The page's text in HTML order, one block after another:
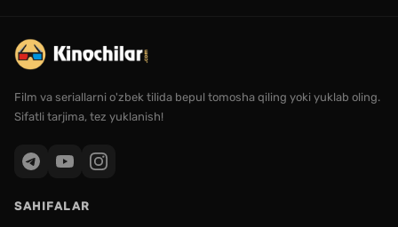
Film va seriallarni o'zbek tilida bepul tomosha qiling yoki yuklab oling.
Sifatli tarjima, tez yuklanish!
SAHIFALAR